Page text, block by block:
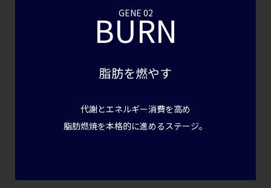
GENE 02
BURN
脂肪を燃やす
代謝とエネルギー消費を高め
脂肪燃焼を本格的に進めるステージ。